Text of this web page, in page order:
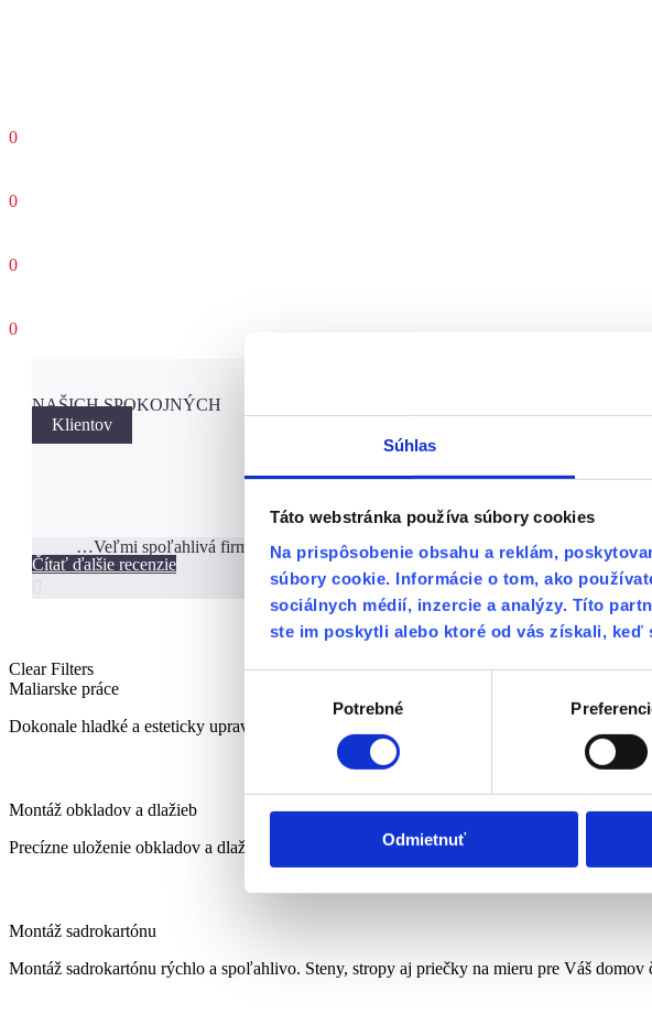
Súhlas
Táto webstránka používa súbory cookies
Na prispôsobenie obsahu a reklám,
súbory cookie. Informácie o tom, ako
sociálnych médií, inzercie a analýzy. Títo
ste im poskytli alebo ktoré od vás získali, keď
Potrebné
Odmietnuť
0
0
0
0
Referencie
NAŠICH SPOKOJNÝCH
Klientov
…Veľmi spoľahlivá firma. Oceňujem dobrú komunikáciu,odbornosť, precíznosť.
Čítať ďalšie recenzie
Clear Filters
Maliarske
Maliarske práce
Dokonale hladké a esteticky upravené povrchy, ktoré oživia váš interiér a dodajú mu nový
Montáž
a
Montáž obkladov a dlažieb
Precízne uloženie obkladov a dlažieb, ktoré skrášlia a ochránia vaše priestory s
Montáž
Montáž sadrokartónu
Montáž sadrokartónu rýchlo a spoľahlivo. Steny, stropy aj priečky na mieru pre Váš domov